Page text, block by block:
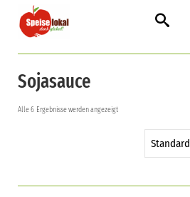
Sojasauce
Alle 6 Ergebnisse werden angezeigt